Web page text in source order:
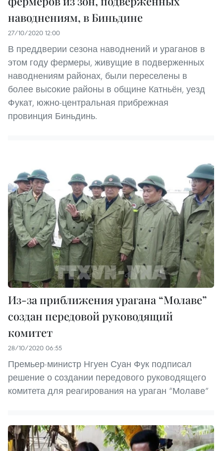
наводнениям, в Биньдине
27/10/2020 12:00
В преддверии сезона наводнений и ураганов в
этом году фермеры, живущие в подверженных
наводнениям районах, были переселены в
более высокие районы в общине Катньён, уезд
Фукат, южно-центральная прибрежная
провинция Биньдинь.
Из-за приближения урагана “Молаве”
создан передовой руководящий
комитет
28/10/2020 06:55
Премьер-министр Нгуен Суан Фук подписал
решение о создании передового руководящего
комитета для реагирования на ураган “Молаве”